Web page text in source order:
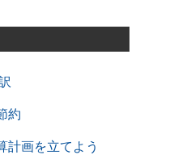
約
計画を立てよう